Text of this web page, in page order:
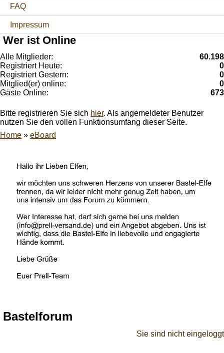
FAQ
Impressum
Wer ist Online
Alle Mitglieder:
60.198
Registriert Heute:
0
Registriert Gestern:
0
Mitglied(er) online:
0
Gäste Online:
673
Bitte registrieren Sie sich hier. Als angemeldeter Benutzer
nutzen Sie den vollen Funktionsumfang dieser Seite.
Home » eBoard
Bastelforum
Sie sind nicht eingeloggt